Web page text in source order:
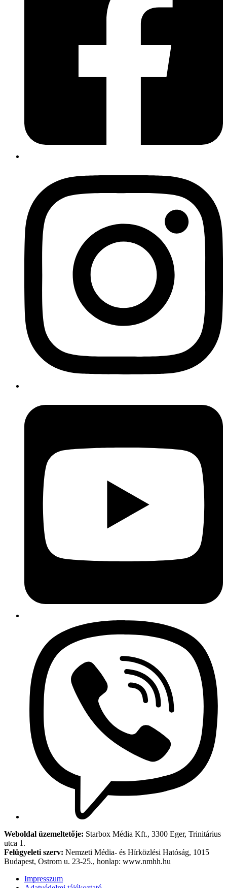
Weboldal üzemeltetője: Starbox Média Kft., 3300 Eger, Trinitárius
utca 1.
Felügyeleti szerv: Nemzeti Média- és Hírközlési Hatóság, 1015
Budapest, Ostrom u. 23-25., honlap: www.nmhh.hu
Impresszum